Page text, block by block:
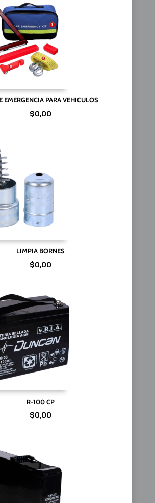
EMERGENCIA PARA VEHICULOS
$0,00
LIMPIA BORNES
$0,00
R-100 CP
$0,00